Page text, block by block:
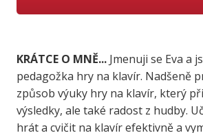
KRÁTCE O MNĚ...Jmenuji se Eva a
pedagožka hry na klavír. Nadšeně
způsob výuky hry na klavír, který
výsledky, ale také radost z hudby.
hrát a cvičit na klavír efektivně a